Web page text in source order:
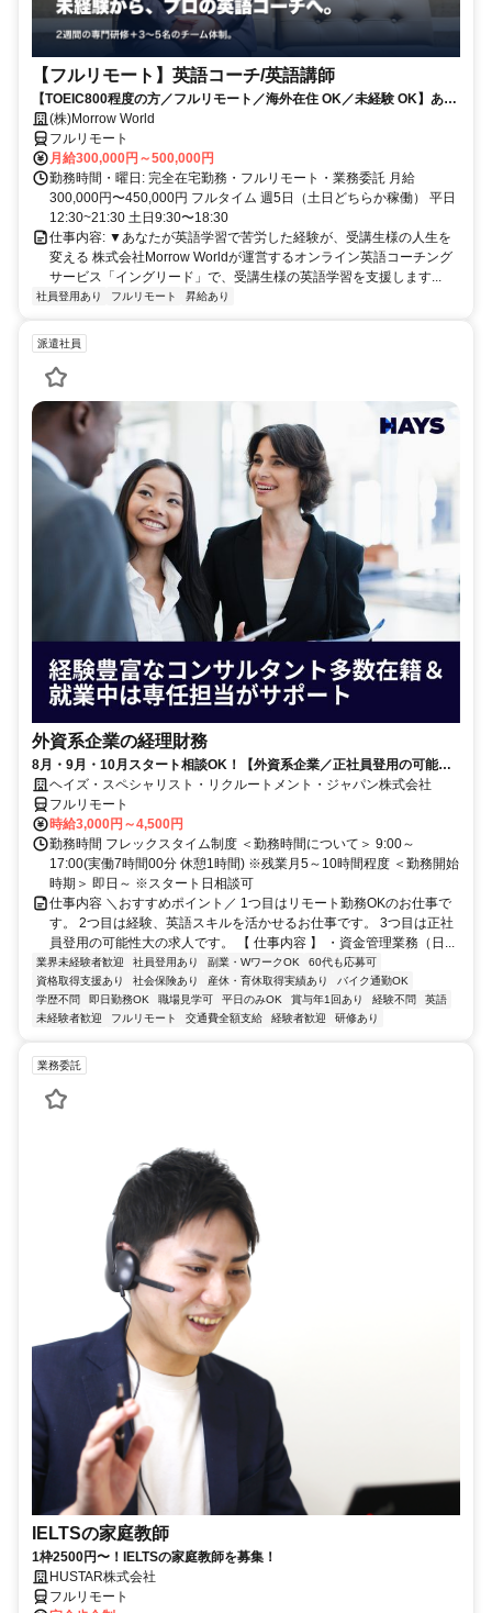
【フルリモート】英語コーチ/英語講師
【TOEIC800程度の方／フルリモート／海外在住 OK／未経験 OK】あな
たが英語学習で経験した失敗も成功も。すべてが、受講生の人生を変え
るお仕事です。
(株)Morrow World
フルリモート
月給300,000円～500,000円
勤務時間・曜日: 完全在宅勤務・フルリモート・業務委託 月給
300,000円〜450,000円 フルタイム 週5日（土日どちらか稼働） 平日
12:30~21:30 土日9:30〜18:30
仕事内容: ▼あなたが英語学習で苦労した経験が、受講生様の人生を
変える 株式会社Morrow Worldが運営するオンライン英語コーチング
サービス「イングリード」で、受講生様の英語学習を支援します...
社員登用あり フルリモート 昇給あり
派遣社員
外資系企業の経理財務
8月・9月・10月スタート相談OK！【外資系企業／正社員登用の可能性
大／700万～800万／リモート勤務OK】経理財務
ヘイズ・スペシャリスト・リクルートメント・ジャパン株式会社
フルリモート
時給3,000円～4,500円
勤務時間 フレックスタイム制度 ＜勤務時間について＞ 9:00～
17:00(実働7時間00分 休憩1時間) ※残業月5～10時間程度 ＜勤務開始
時期＞ 即日～ ※スタート日相談可
仕事内容 ＼おすすめポイント／ 1つ目はリモート勤務OKのお仕事で
す。 2つ目は経験、英語スキルを活かせるお仕事です。 3つ目は正社
員登用の可能性大の求人です。 【 仕事内容 】 ・資金管理業務（日...
業界未経験者歓迎 社員登用あり 副業・WワークOK
60代も応募可
資格取得支援あり
社会保険あり 産休・育休取得実績あり
バイク通勤OK
学歴不問
即日勤務OK 職場見学可 平日のみOK 賞与年1回あり 経験不問
英語
未経験者歓迎
フルリモート 交通費全額支給 経験者歓迎 研修あり
業務委託
IELTSの家庭教師
1枠2500円〜！IELTSの家庭教師を募集！
HUSTAR株式会社
フルリモート